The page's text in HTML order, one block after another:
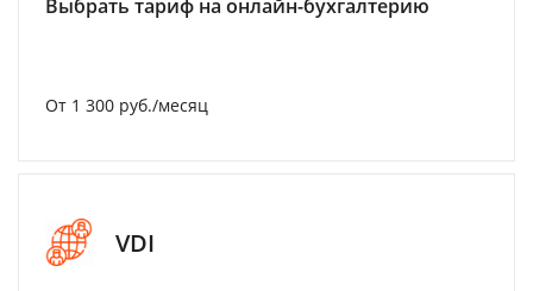
Выбрать тариф на онлайн-бухгалтерию
От 1 300 руб./месяц
VDI